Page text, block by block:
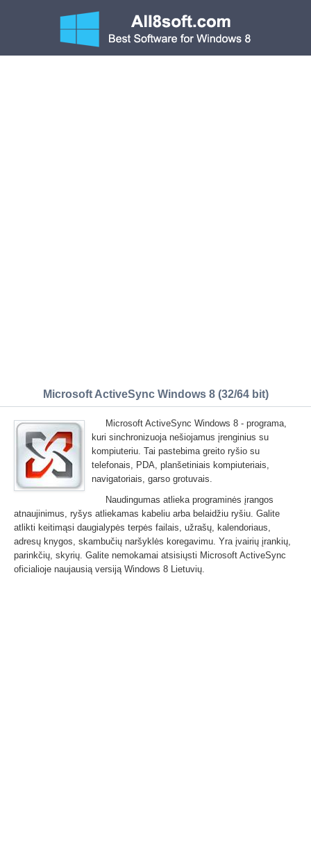
Microsoft ActiveSync Windows 8 (32/64 bit)
Microsoft ActiveSync Windows 8 - programa,
kuri sinchronizuoja nešiojamus įrenginius su
kompiuteriu. Tai pastebima greito ryšio su
telefonais, PDA, planšetiniais kompiuteriais,
navigatoriais, garso grotuvais.
Naudingumas atlieka programinės įrangos
atnaujinimus, ryšys atliekamas kabeliu arba belaidžiu ryšiu. Galite
atlikti keitimąsi daugialypės terpės failais, užrašų, kalendoriaus,
adresų knygos, skambučių naršyklės koregavimu. Yra įvairių įrankių,
parinkčių, skyrių. Galite nemokamai atsisiųsti Microsoft ActiveSync
oficialioje naujausią versiją Windows 8 Lietuvių.